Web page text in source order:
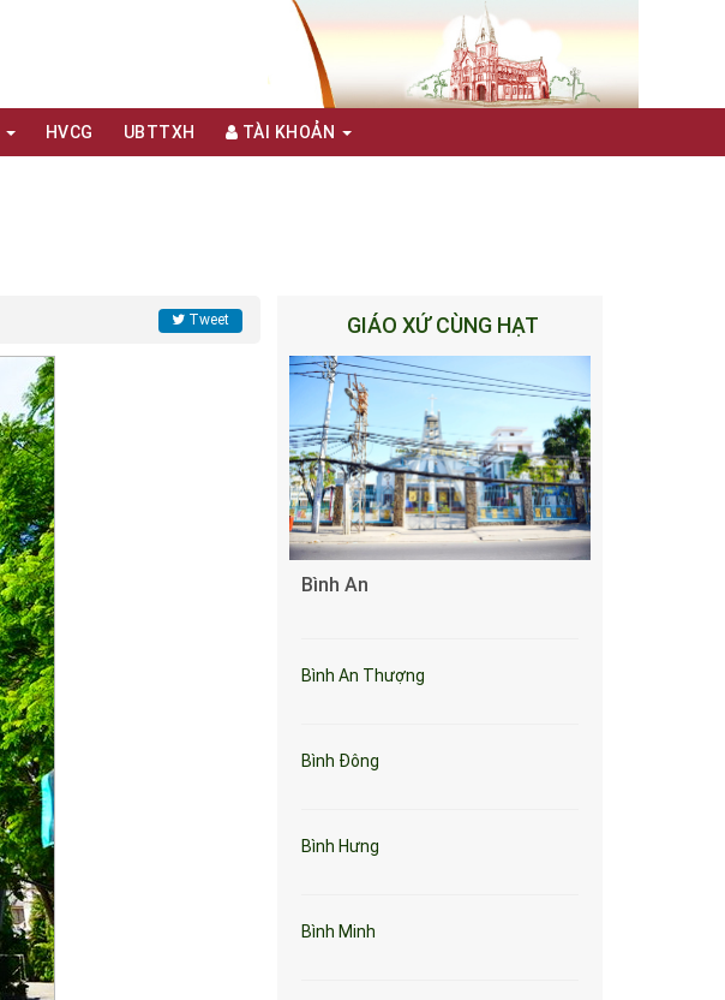
HVCG UBTTXH TÀI KHOẢN
Tweet GIÁO XỨ CÙNG HẠT
Bình An
Bình An Thượng
Bình Đông
Bình Hưng
Bình Minh